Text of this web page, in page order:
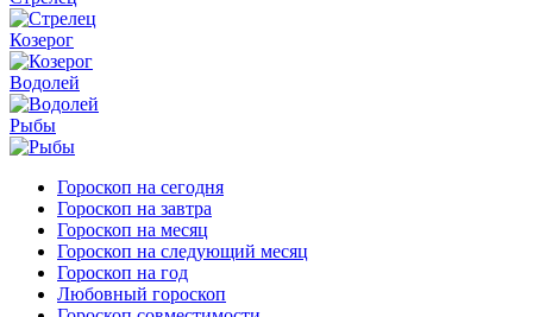
Козерог
Водолей
Рыбы
Гороскоп на сегодня
Гороскоп на завтра
Гороскоп на месяц
Гороскоп на следующий месяц
Гороскоп на год
Любовный гороскоп